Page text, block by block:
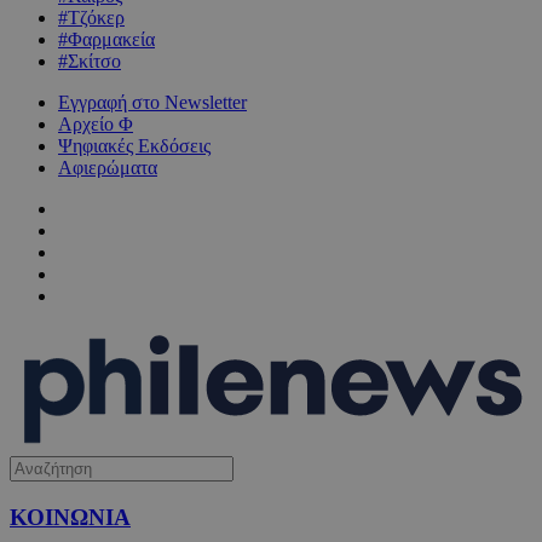
#Τζόκερ
#Φαρμακεία
#Σκίτσο
Εγγραφή στο Newsletter
Αρχείο Φ
Ψηφιακές Εκδόσεις
Αφιερώματα
ΚΟΙΝΩΝΙΑ